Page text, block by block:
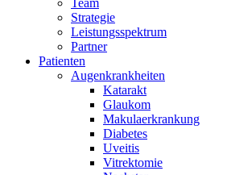
Strategie
Leistungsspektrum
Partner
Patienten
Augenkrankheiten
Katarakt
Glaukom
Makulaerkrankung
Diabetes
Uveitis
Vitrektomie